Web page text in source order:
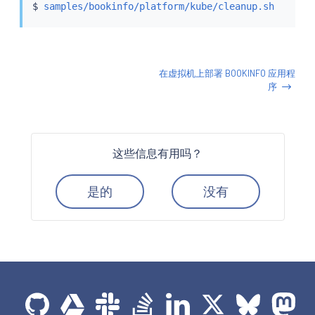
$ samples/bookinfo/platform/kube/cleanup.sh
在虚拟机上部署 BOOKINFO 应用程
序
这些信息有用吗？
是的 没有